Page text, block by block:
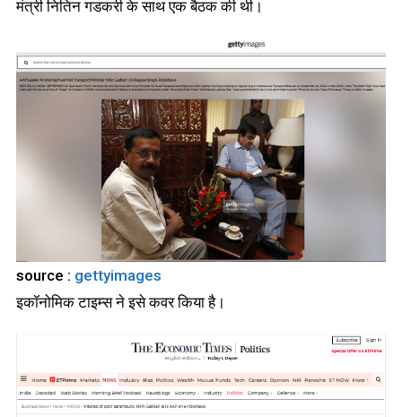
मंत्री नितिन गडकरी के साथ एक बैठक की थी।
source : gettyimages
इकॉनोमिक टाइम्स ने इसे कवर किया है।